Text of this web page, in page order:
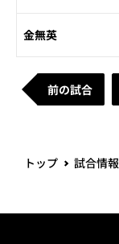
金無英
前の試合
トップ 試合情報